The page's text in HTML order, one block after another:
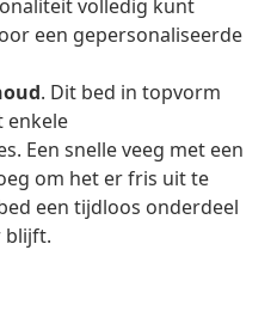
volledig kunt
een gepersonaliseerde
. Dit bed in topvorm
enkele
Een snelle veeg met een
om het er fris uit te
een tijdloos onderdeel
blijft.